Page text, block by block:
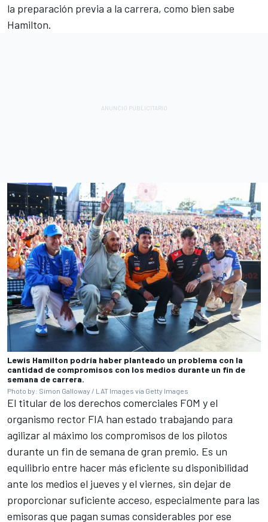
la preparación previa a la carrera, como bien sabe
Hamilton.
Lewis Hamilton podría haber planteado un problema con la
cantidad de compromisos con los medios durante un fin de
semana de carrera.
Photo by: Simon Galloway / LAT Images via Getty Images
El titular de los derechos comerciales FOM y el
organismo rector FIA han estado trabajando para
agilizar al máximo los compromisos de los pilotos
durante un fin de semana de gran premio. Es un
equilibrio entre hacer más eficiente su disponibilidad
ante los medios el jueves y el viernes, sin dejar de
proporcionar suficiente acceso, especialmente para las
emisoras que pagan sumas considerables por ese